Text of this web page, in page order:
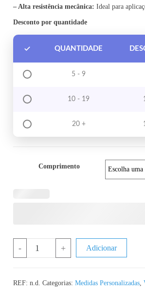
– Alta resistência mecânica: Ideal para
Desconto por quantidade
QUANTIDADE
5 - 9
10 - 19
20 +
Comprimento
- + Adicionar
REF: n.d. Categorias: Medidas Personalizadas,